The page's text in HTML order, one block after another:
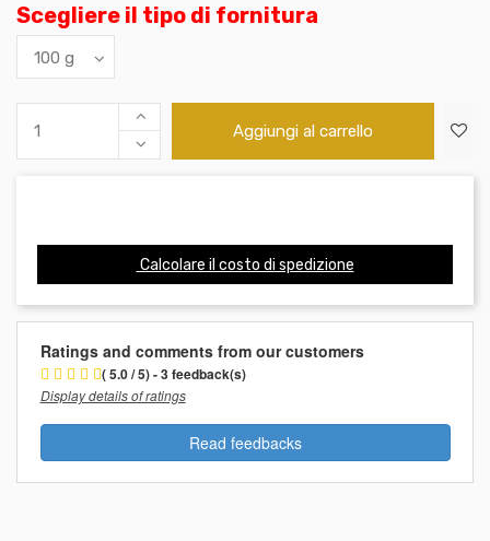
Scegliere il tipo di fornitura
Aggiungi al carrello
Calcolare il costo di spedizione
Ratings and comments from our customers
( 5.0 / 5) - 3 feedback(s)
Display details of ratings
Read feedbacks